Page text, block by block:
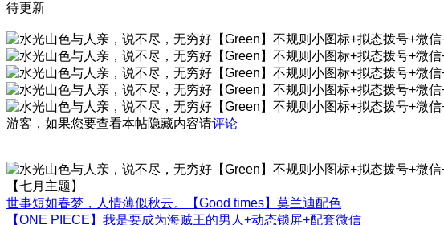
待更新
游客，如果您要查看本帖隐藏内容请评论
【七月主题】
世事短如春梦，人情薄似秋云。【Good times】莫兰迪配色
【ONE PIECE】我是要成为海贼王的男人+动态锁屏+配套微信